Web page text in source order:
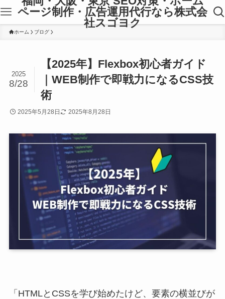
ページ制作・広告運用代行なら株式会
社スゴヨク
ホーム ブログ
【2025年】Flexbox初心者ガイド
｜WEB制作で即戦力になるCSS技
術
2025
8/28
2025年5月28日 2025年8月28日
「HTMLとCSSを学び始めたけど、要素の横並びが